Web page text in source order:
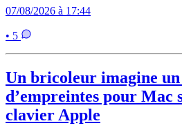
07/08/2026 à 17:44
• 5
Un bricoleur imagine
d’empreintes pour Mac
clavier Apple